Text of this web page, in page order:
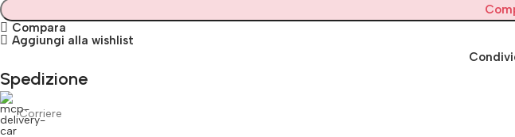
Compara
Aggiungi alla wishlist
Spedizione
Corriere